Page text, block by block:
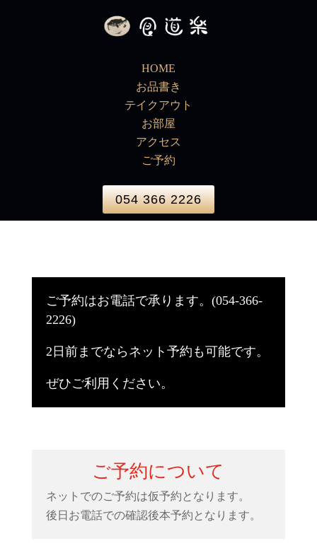
HOME
お品書き
テイクアウト
お部屋
アクセス
ご予約
054 366 2226
ご予約はお電話で承ります。(054-366-
2226)
2日前までならネット予約も可能です。
ぜひご利用ください。
ご予約について
ネットでのご予約は仮予約となります。
後日お電話での確認後本予約となります。